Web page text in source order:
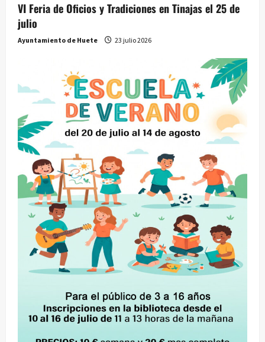
VI Feria de Oficios y Tradiciones en Tinajas el 25 de
julio
Ayuntamiento de Huete 23 julio 2026